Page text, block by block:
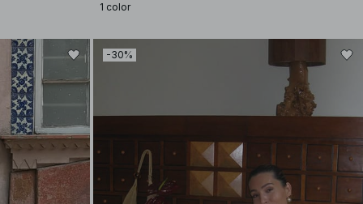
1 color
-30%